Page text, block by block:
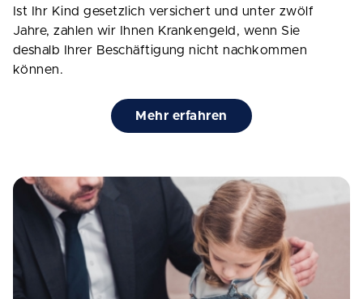
Ist Ihr Kind gesetzlich versichert und unter zwölf
Jahre, zahlen wir Ihnen Krankengeld, wenn Sie
deshalb Ihrer Beschäftigung nicht nachkommen
können.
Mehr erfahren